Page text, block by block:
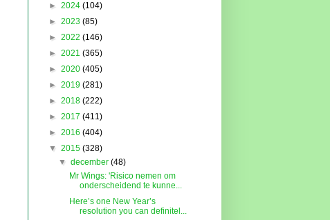
► 2024 (104)
► 2023 (85)
► 2022 (146)
► 2021 (365)
► 2020 (405)
► 2019 (281)
► 2018 (222)
► 2017 (411)
► 2016 (404)
▼ 2015 (328)
▼december(48)
Mr Wings: 'Risico nemen om
onderscheidend te kunne...
Here’s one New Year’s
resolution you can definitel...